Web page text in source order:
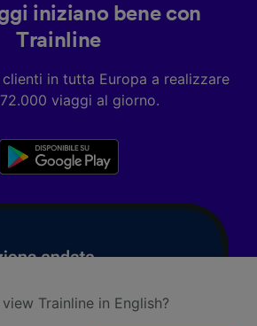
iniziano bene con
Trainline
in tutta Europa a realizzare
viaggi al giorno.
Trainline in English?